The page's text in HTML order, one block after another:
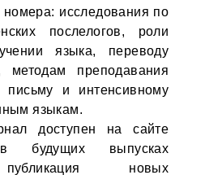
исследования по
послелогов, роли
языка, переводу
преподавания
письму и интенсивному
языкам.
доступен на сайте
будущих выпусках
новых